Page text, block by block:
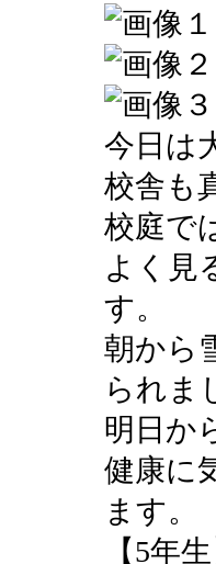
今日は
校舎も
校庭で
よく見
す。
朝から
られま
明日か
健康に
ます。
【5年